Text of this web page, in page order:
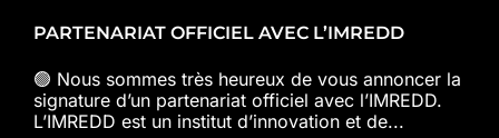
PARTENARIAT OFFICIEL AVEC L’IMREDD
🟢 Nous sommes très heureux de vous annoncer la
signature d’un partenariat officiel avec l’IMREDD.
L’IMREDD est un institut d’innovation et de...